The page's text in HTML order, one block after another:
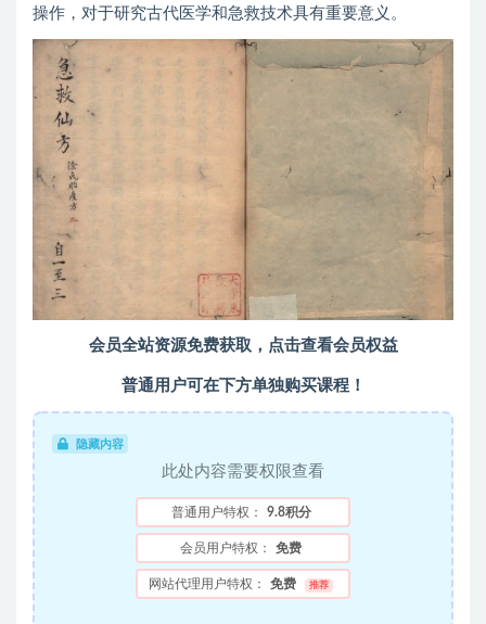
操作，对于研究古代医学和急救技术具有重要意义。
会员全站资源免费获取，点击查看会员权益
普通用户可在下方单独购买课程！
隐藏内容
此处内容需要权限查看
普通用户特权： 9.8积分
会员用户特权： 免费
网站代理用户特权： 免费 推荐